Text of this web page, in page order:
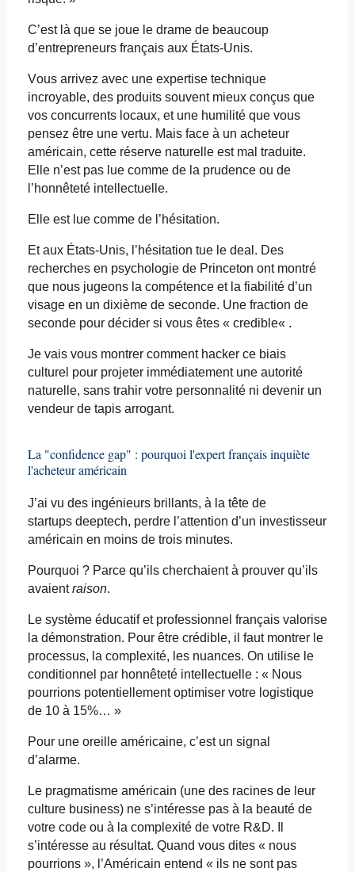
C’est là que se joue le drame de beaucoup
d’entrepreneurs français aux États-Unis.
Vous arrivez avec une expertise technique
incroyable, des produits souvent mieux conçus que
vos concurrents locaux, et une humilité que vous
pensez être une vertu. Mais face à un acheteur
américain, cette réserve naturelle est mal traduite.
Elle n’est pas lue comme de la prudence ou de
l’honnêteté intellectuelle.
Elle est lue comme de l’hésitation.
Et aux États-Unis, l’hésitation tue le deal. Des
recherches en psychologie de Princeton ont montré
que nous jugeons la compétence et la fiabilité d’un
visage en un dixième de seconde. Une fraction de
seconde pour décider si vous êtes « credible« .
Je vais vous montrer comment hacker ce biais
culturel pour projeter immédiatement une autorité
naturelle, sans trahir votre personnalité ni devenir un
vendeur de tapis arrogant.
La "confidence gap" : pourquoi l'expert français inquiète
l'acheteur américain
J’ai vu des ingénieurs brillants, à la tête de
startups deeptech, perdre l’attention d’un investisseur
américain en moins de trois minutes.
Pourquoi ? Parce qu’ils cherchaient à prouver qu’ils
avaientraison.
Le système éducatif et professionnel français valorise
la démonstration. Pour être crédible, il faut montrer le
processus, la complexité, les nuances. On utilise le
conditionnel par honnêteté intellectuelle : « Nous
pourrions potentiellement optimiser votre logistique
de 10 à 15%… »
Pour une oreille américaine, c’est un signal
d’alarme.
Le pragmatisme américain (une des racines de leur
culture business) ne s’intéresse pas à la beauté de
votre code ou à la complexité de votre R&D. Il
s’intéresse au résultat. Quand vous dites « nous
pourrions », l’Américain entend « ils ne sont pas